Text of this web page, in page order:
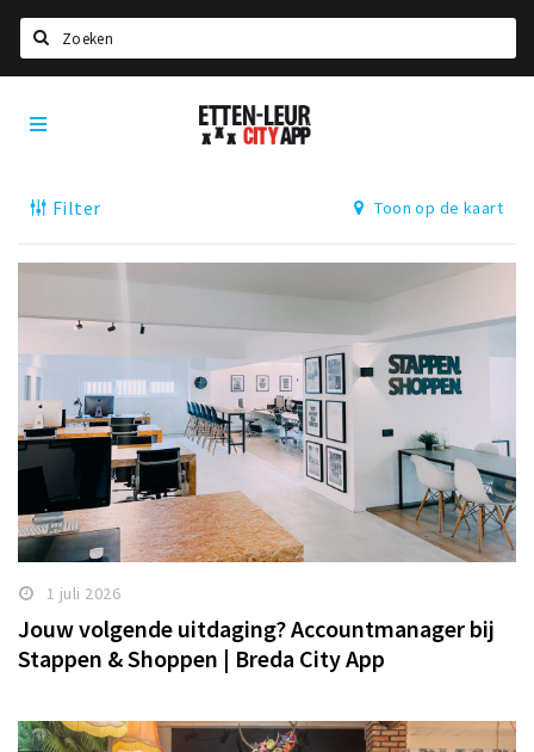
Home
Deals
Eten
Drinken
Slapen
Recreatief
Winkels
Winkelgebieden
Parkeren
Bezienswaardigheden
Uitjes & activiteiten
Etten-
Leur
Filter
Toon op de kaart
1 juli 2026
Jouw volgende uitdaging? Accountmanager bij
Stappen & Shoppen | Breda City App